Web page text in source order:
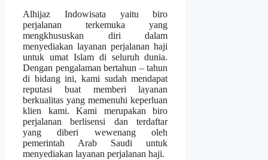
Alhijaz Indowisata yaitu biro
perjalanan terkemuka yang
mengkhususkan diri dalam
menyediakan layanan perjalanan haji
untuk umat Islam di seluruh dunia.
Dengan pengalaman bertahun – tahun
di bidang ini, kami sudah mendapat
reputasi buat memberi layanan
berkualitas yang memenuhi keperluan
klien kami. Kami merupakan biro
perjalanan berlisensi dan terdaftar
yang diberi wewenang oleh
pemerintah Arab Saudi untuk
menyediakan layanan perjalanan haji.